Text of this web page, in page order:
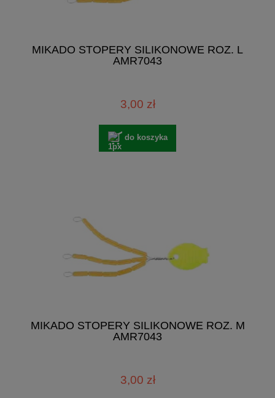
MIKADO STOPERY SILIKONOWE ROZ. L
AMR7043
3,00 zł
do koszyka
MIKADO STOPERY SILIKONOWE ROZ. M
AMR7043
3,00 zł